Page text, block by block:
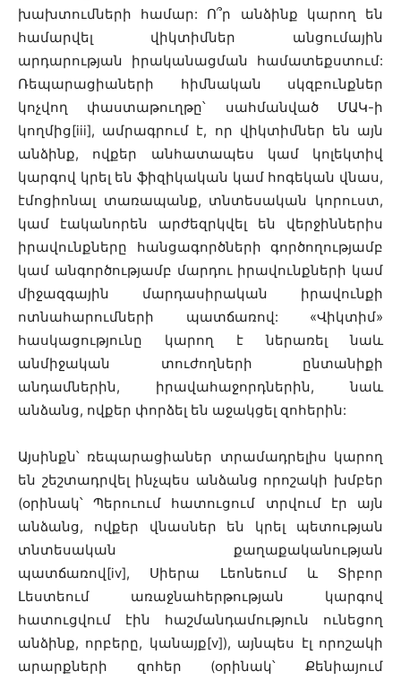
խախտումների համար: Ո՞ր անձինք կարող են
համարվել վիկտիմներ անցումային
արդարության իրականացման համատեքստում:
Ռեպարացիաների հիմնական սկզբունքներ
կոչվող փաստաթուղթը՝ սահմանված ՄԱԿ-ի
կողմից[iii], ամրագրում է, որ վիկտիմներ են այն
անձինք, ովքեր անհատապես կամ կոլեկտիվ
կարգով կրել են ֆիզիկական կամ հոգեկան վնաս,
էմոցիոնալ տառապանք, տնտեսական կորուստ,
կամ էականորեն արժեզրկվել են վերջիններիս
իրավունքները հանցագործների գործողությամբ
կամ անգործությամբ մարդու իրավունքների կամ
միջազգային մարդասիրական իրավունքի
ոտնահարումների պատճառով: «Վիկտիմ»
հասկացությունը կարող է ներառել նաև
անմիջական տուժողների ընտանիքի
անդամներին, իրավահաջորդներին, նաև
անձանց, ովքեր փորձել են աջակցել զոհերին:
Այսինքն՝ ռեպարացիաներ տրամադրելիս կարող
են շեշտադրվել ինչպես անձանց որոշակի խմբեր
(օրինակ՝ Պերուում հատուցում տրվում էր այն
անձանց, ովքեր վնասներ են կրել պետության
տնտեսական քաղաքականության
պատճառով[iv], Սիերա Լեոնեում և Տիբոր
Լեստեում առաջնահերթության կարգով
հատուցվում էին հաշմանդամություն ունեցող
անձինք, որբերը, կանայք[v]), այնպես էլ որոշակի
արարքների զոհեր (օրինակ՝ Քենիայում